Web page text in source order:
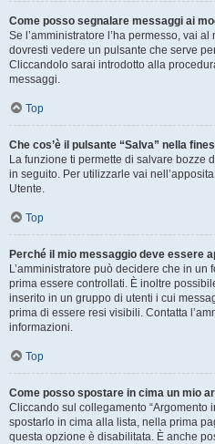
Come posso segnalare messaggi ai
Se l’amministratore l’ha permesso, vai
dovresti vedere un pulsante che serve
Cliccandolo sarai introdotto alla
messaggi.
Top
Che cos’è il pulsante “Salva” nella
La funzione ti permette di salvare bozze
in seguito. Per utilizzarle vai
Utente.
Top
Perché il mio messaggio deve essere
L’amministratore può decidere che in
prima essere controllati. È inoltre
inserito in un gruppo di utenti i cui
prima di essere resi visibili. Contatta
informazioni.
Top
Come posso spostare in cima un mio
Cliccando sul collegamento “Argomento
spostarlo in cima alla lista, nella prima
questa opzione è disabilitata. È anche